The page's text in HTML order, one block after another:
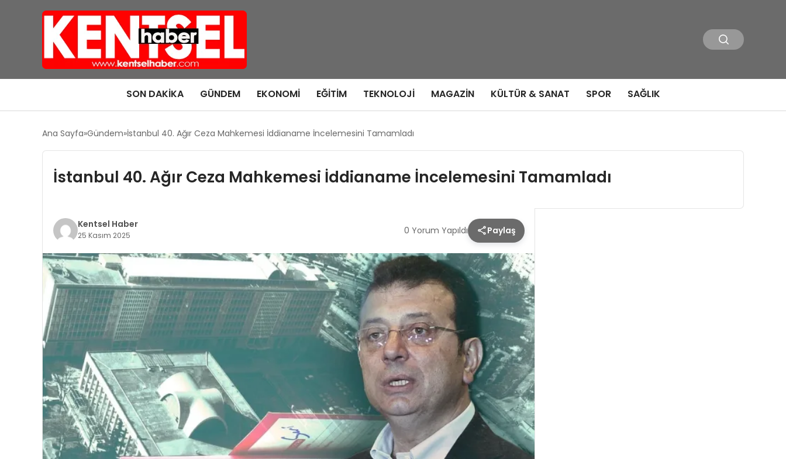
SON DAKIKA GÜNDEM EKONOMI EĞITIM TEKNOLOJI MAGAZIN KÜLTÜR & SANAT SPOR SAĞLIK
Ana Sayfa Gündem İstanbul 40. Ağır Ceza Mahkemesi İddianame İncelemesini Tamamladı
İstanbul 40. Ağır Ceza Mahkemesi İddianame İncelemesini Tamamladı
Kentsel Haber
25 Kasım 2025 0 Yorum Yapıldı Paylaş